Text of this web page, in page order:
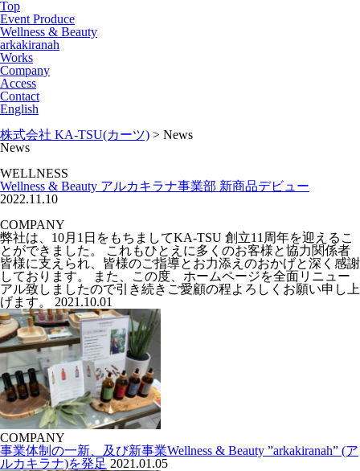
Top
Event Produce
Wellness & Beauty
arkakiranah
Works
Company
Access
Contact
English
株式会社 KA-TSU(カーツ) > News
News
WELLNESS
Wellness & Beauty アルカキラナ事業部 新商品デビュー
2022.11.10
COMPANY
弊社は、10⽉1⽇をもちましてKA-TSU 創⽴11周年を迎えるこ
とができました。 これもひとえに多くのお客様と協⼒関係者
皆様に⽀えられ、皆様のご指導とお⼒添えのおかげと深く感謝
しております。 また、この度、ホームページを全⾯リニュー
アル致しましたので引き続きご愛顧の程よろしくお願い申し上
げます。 2021.10.01
COMPANY
事業体制の⼀新、及び新事業Wellness & Beauty ”arkakiranah” (ア
ルカキラナ)を発⾜ 2021.01.05